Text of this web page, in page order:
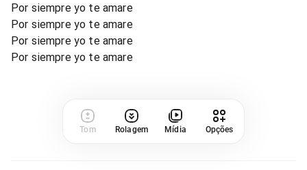
Por siempre yo te amare
Por siempre yo te amare
Por siempre yo te amare
Por siempre yo te amare
Tom Rolagem Mídia Opções